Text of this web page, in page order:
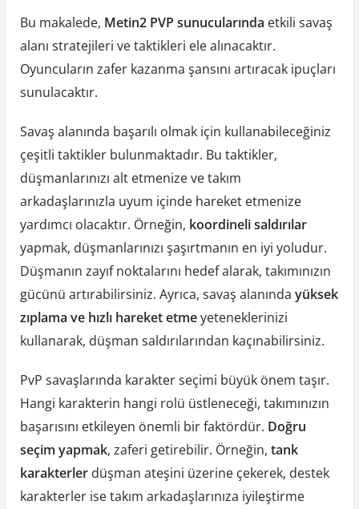
Bu makalede, Metin2 PVP sunucularında etkili savaş
alanı stratejileri ve taktikleri ele alınacaktır.
Oyuncuların zafer kazanma şansını artıracak ipuçları
sunulacaktır.
Savaş alanında başarılı olmak için kullanabileceğiniz
çeşitli taktikler bulunmaktadır. Bu taktikler,
düşmanlarınızı alt etmenize ve takım
arkadaşlarınızla uyum içinde hareket etmenize
yardımcı olacaktır. Örneğin, koordineli saldırılar
yapmak, düşmanlarınızı şaşırtmanın en iyi yoludur.
Düşmanın zayıf noktalarını hedef alarak, takımınızın
gücünü artırabilirsiniz. Ayrıca, savaş alanında yüksek
zıplama ve hızlı hareket etmeyeteneklerinizi
kullanarak, düşman saldırılarından kaçınabilirsiniz.
PvP savaşlarında karakter seçimi büyük önem taşır.
Hangi karakterin hangi rolü üstleneceği, takımınızın
başarısını etkileyen önemli bir faktördür. Doğru
seçim yapmak, zaferi getirebilir. Örneğin, tank
karakterlerdüşman ateşini üzerine çekerek, destek
karakterler ise takım arkadaşlarınıza iyileştirme